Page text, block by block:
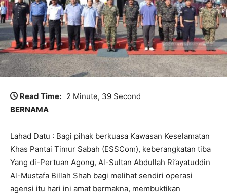
Read Time: 2 Minute, 39 Second
BERNAMA
Lahad Datu : Bagi pihak berkuasa Kawasan Keselamatan
Khas Pantai Timur Sabah (ESSCom), keberangkatan tiba
Yang di-Pertuan Agong, Al-Sultan Abdullah Ri’ayatuddin
Al-Mustafa Billah Shah bagi melihat sendiri operasi
agensi itu hari ini amat bermakna, membuktikan